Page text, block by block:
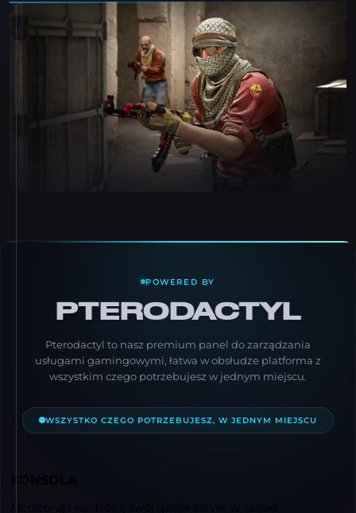
POWERED BY
PTERODACTYL
Pterodactyl to nasz premium panel do zarządzania
usługami gamingowymi, łatwa w obsłudze platforma z
wszystkim czego potrzebujesz w jednym miejscu.
WSZYSTKO CZEGO POTRZEBUJESZ, W JEDNYM MIEJSCU